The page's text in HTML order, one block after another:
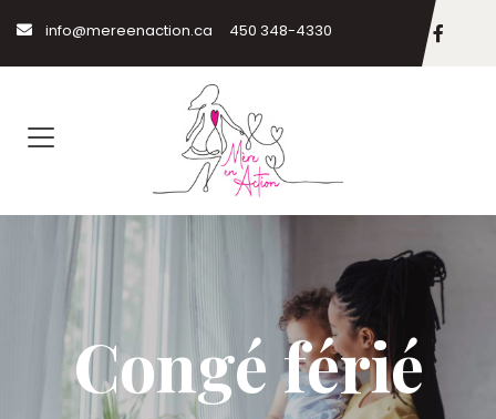
info@mereenaction.ca 450 348-4330
Congé férié